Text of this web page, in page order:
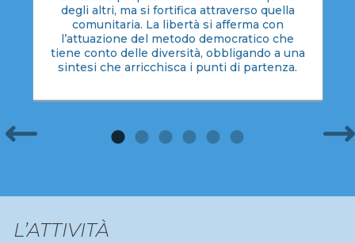
degli altri, ma si fortifica attraverso quella
comunitaria. La libertà si afferma con
l’attuazione del metodo democratico che
tiene conto delle diversità, obbligando a una
sintesi che arricchisca i punti di partenza.
L’ATTIVITÀ